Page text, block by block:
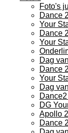
Foto's
Dance
Your
Dance
Your
Dag
Dance
Your
Dag
DG
Apollo
Dance